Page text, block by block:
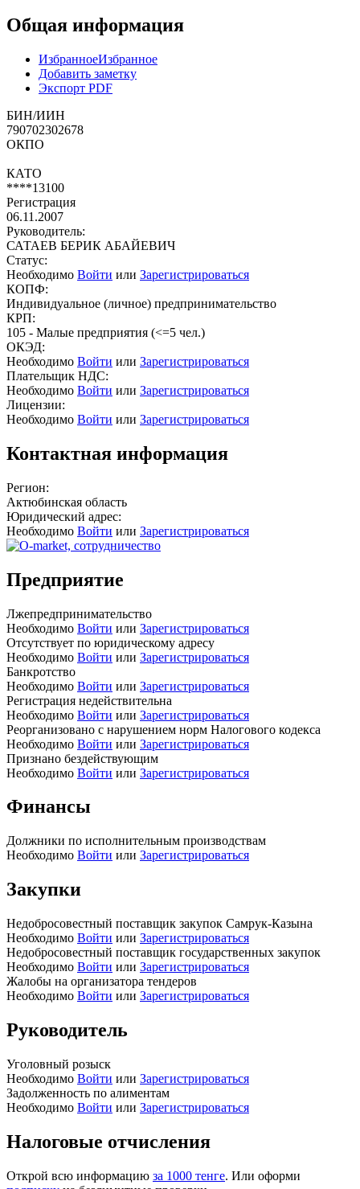
Общая информация
ИзбранноеИзбранное
Добавить заметку
Экспорт PDF
БИН/ИИН
790702302678
ОКПО
КАТО
****13100
Регистрация
06.11.2007
Руководитель:
САТАЕВ БЕРИК АБАЙЕВИЧ
Статус:
Необходимо Войти или Зарегистрироваться
КОПФ:
Индивидуальное (личное) предпринимательство
КРП:
105 - Малые предприятия (<=5 чел.)
ОКЭД:
Необходимо Войти или Зарегистрироваться
Плательщик НДС:
Необходимо Войти или Зарегистрироваться
Лицензии:
Необходимо Войти или Зарегистрироваться
Контактная информация
Регион:
Актюбинская область
Юридический адрес:
Необходимо Войти или Зарегистрироваться
Предприятие
Лжепредпринимательство
Необходимо Войти или Зарегистрироваться
Отсутствует по юридическому адресу
Необходимо Войти или Зарегистрироваться
Банкротство
Необходимо Войти или Зарегистрироваться
Регистрация недействительна
Необходимо Войти или Зарегистрироваться
Реорганизовано с нарушением норм Налогового кодекса
Необходимо Войти или Зарегистрироваться
Признано бездействующим
Необходимо Войти или Зарегистрироваться
Финансы
Должники по исполнительным производствам
Необходимо Войти или Зарегистрироваться
Закупки
Недобросовестный поставщик закупок Самрук-Казына
Необходимо Войти или Зарегистрироваться
Недобросовестный поставщик государственных закупок
Необходимо Войти или Зарегистрироваться
Жалобы на организатора тендеров
Необходимо Войти или Зарегистрироваться
Руководитель
Уголовный розыск
Необходимо Войти или Зарегистрироваться
Задолженность по алиментам
Необходимо Войти или Зарегистрироваться
Налоговые отчисления
Открой всю информацию за 1000 тенге. Или оформи